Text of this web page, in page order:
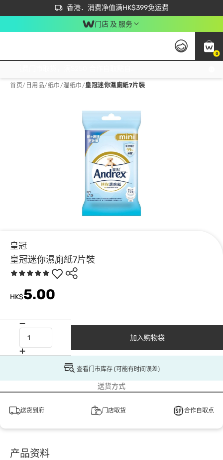
香港．消费净值满HK$399免运费
立即成为易赏钱会员尽享独家优惠
首次APP下单买满$450 输入 NEWAPP 即减$50
门店 及 服务
0
首页/ 日用品/纸巾/湿纸巾/皇冠迷你濕廁紙7片裝
皇冠
皇冠迷你濕廁紙7片裝
HK$5.00
加入购物袋
查看门市库存 (可能有时间误差)
送货方式
送货到府 门店取货 合作自取点
产品资料